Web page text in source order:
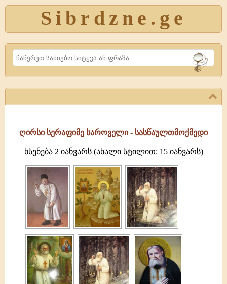
Sibrdzne.ge
Search
ღირსი სერაფიმე საროველი - სასწაულთმოქმედი
ხსენება 2 იანვარს (ახალი სტილით: 15 იანვარს)